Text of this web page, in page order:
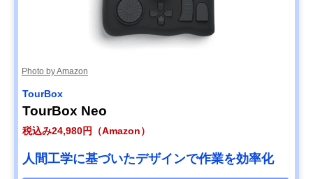
Photo by Amazon
TourBox
TourBox Neo
税込み24,980円（Amazon）
人間工学に基づいたデザインで作業を効率化